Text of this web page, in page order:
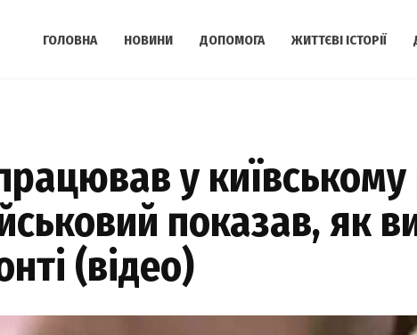
ГОЛОВНА НОВИНИ ДОПОМОГА ЖИТТЄВІ ІСТОРІЇ
у київському
показав, як
(відео)